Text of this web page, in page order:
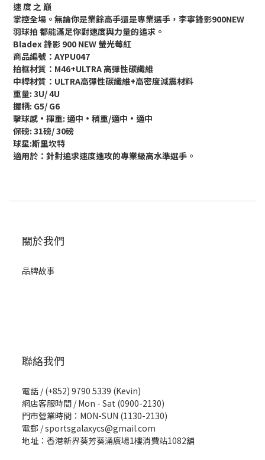
速 度 之 巔
掌控全場。無論你是業餘高手還是專業選手，李寧鋒影900NEW
羽球拍 都能滿足你對速度與力量的追求。
Bladex 鋒影 900 NEW 螢光莓紅
商品編號：AYPU047
拍框材質：M46+ULTRA 高彈性碳纖維
中桿材質：ULTRA高彈性碳纖維+高密度減震材料
重量: 3U/ 4U
握柄: G5/ G6
擊球感·揮重: 適中·稍重/適中·適中
保磅: 31磅/ 30磅
球星:斯里坎特
適用於：針對追求速度進攻的專業級高水準選手。
關於我們
品牌故事
聯絡我們
電話 / (+852) 9790 5339 (Kevin)
網店客服時間 / Mon - Sat (0900-2130)
門市營業時間：MON-SUN (1130-2130)
電郵 / sportsgalaxycs@gmail.com
地址：香港新界葵芳葵涌廣場1樓消費站1082舖